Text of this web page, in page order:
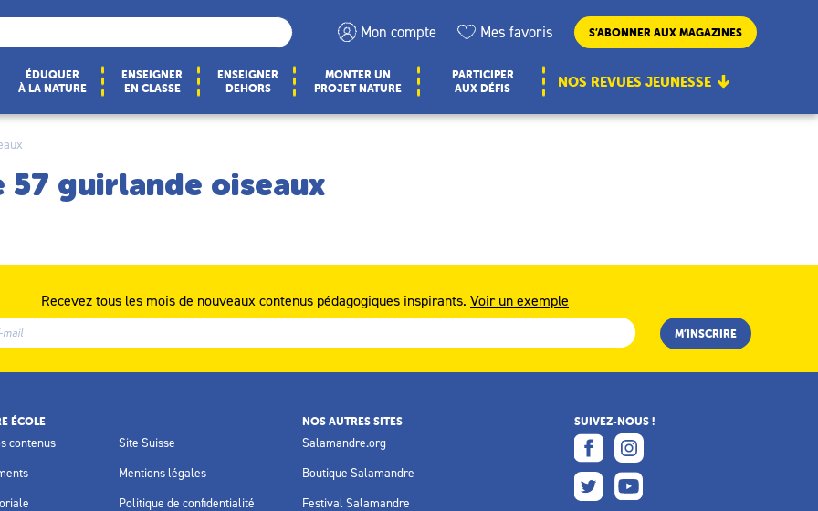
Mon compte Mes favoris S’ABONNER AUX MAGAZINES
ÉDUQUER
À LA NATURE
ENSEIGNER
EN CLASSE
ENSEIGNER
DEHORS
MONTER UN
PROJET NATURE
PARTICIPER
AUX DÉFIS
NOS REVUES JEUNESSE
guirlande oiseaux
Recevez tous les mois de nouveaux contenus pédagogiques inspirants. Voir un exemple
ÉCOLE
contenus Site Suisse
Mentions légales
Politique de confidentialité
NOS AUTRES SITES
Salamandre.org
Boutique Salamandre
Festival Salamandre
SUIVEZ-NOUS !